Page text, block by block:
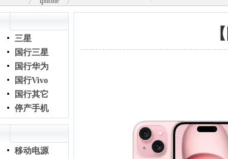
三星
国行三星
国行华为
国行Vivo
国行其它
停产手机
移动电源